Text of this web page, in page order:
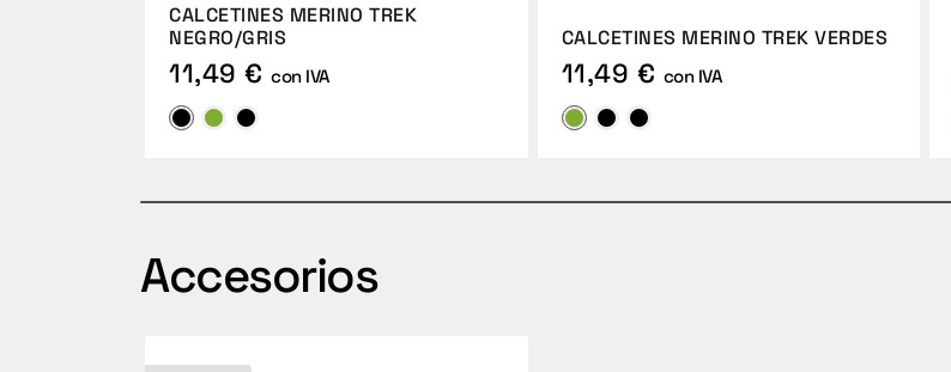
CALCETINES MERINO TREK
NEGRO/GRIS
11,49 € con IVA
CALCETINES MERINO TREK VERDES
11,49 € con IVA
Accesorios